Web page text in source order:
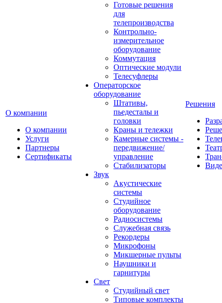
О компании
О компании
Услуги
Партнеры
Сертификаты
Готовые решения
для
телепроизводства
Контрольно-
измерительное
оборудование
Коммутация
Оптические модули
Телесуфлеры
Операторское
оборудование
Штативы,
пьедесталы и
головки
Краны и тележки
Камерные системы -
передвижение/
управление
Стабилизаторы
Звук
Акустические
системы
Студийное
оборудование
Радиосистемы
Служебная связь
Рекордеры
Микрофоны
Микшерные пульты
Наушники и
гарнитуры
Свет
Студийный свет
Типовые комплекты
Решения